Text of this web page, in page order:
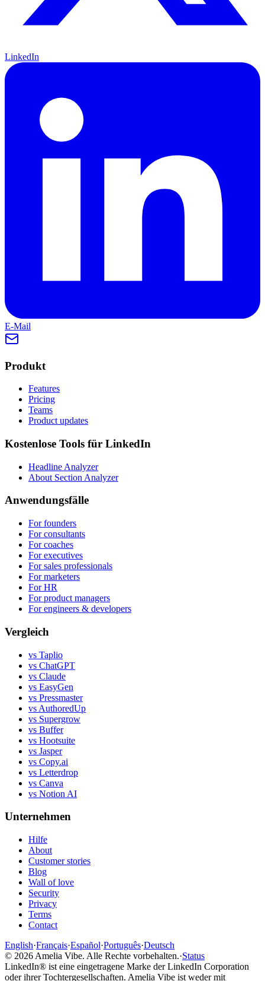
LinkedIn
E-Mail
Produkt
Features
Pricing
Teams
Product updates
Kostenlose Tools für LinkedIn
Headline Analyzer
About Section Analyzer
Anwendungsfälle
For founders
For consultants
For coaches
For executives
For sales professionals
For marketers
For HR
For product managers
For engineers & developers
Vergleich
vs Taplio
vs ChatGPT
vs Claude
vs EasyGen
vs Pressmaster
vs AuthoredUp
vs Supergrow
vs Buffer
vs Hootsuite
vs Jasper
vs Copy.ai
vs Letterdrop
vs Canva
vs Notion AI
Unternehmen
Hilfe
About
Customer stories
Blog
Wall of love
Security
Privacy
Terms
Contact
English·Français·Español·Português·Deutsch
© 2026 Amelia Vibe. Alle Rechte vorbehalten.·Status
LinkedIn® ist eine eingetragene Marke der LinkedIn Corporation
oder ihrer Tochtergesellschaften. Amelia Vibe ist weder mit